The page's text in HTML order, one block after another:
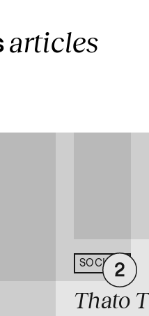
articles
SOCIÉTÉ
Thato